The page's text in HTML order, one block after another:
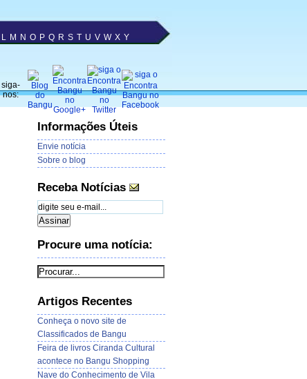
siga-
nos:
L M N O P Q R S T U V W X Y
Informações Úteis
Envie notícia
Sobre o blog
Receba Notícias
Procure uma notícia:
Artigos Recentes
Conheça o novo site de
Classificados de Bangu
Feira de livros Ciranda Cultural
acontece no Bangu Shopping
Nave do Conhecimento de Vila